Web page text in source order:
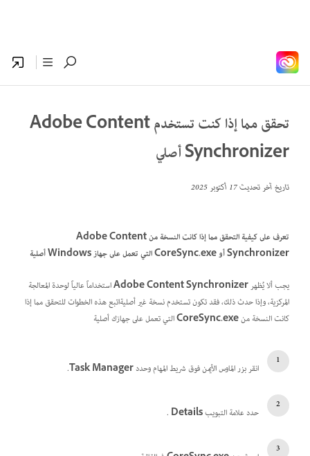
تحقق مما إذا كنت تستخدم Adobe Content
Synchronizer أصلي
تاريخ آخر تحديث17 أكتوبر 2025
تعرف على كيفية التحقق مما إذا كانت النسخة من Adobe Content
Synchronizer أو CoreSync.exe التي تعمل على جهاز Windows أصلية
يجب ألا يُظهرAdobe Content Synchronizerاستخداماً عالياً لوحدة المعالجة
المركزية، وإذا حدث ذلك، فقد تكون تستخدم نسخة غير أصليةاتبع هذه الخطوات للتحقق مما إذا
كانت النسخة منCoreSync.exeالتي تعمل على جهازك أصلية
انقر بزر الماوس الأيمن فوق شريط المهام وحددTask Manager
.
حدد علامة التبويبDetails
.